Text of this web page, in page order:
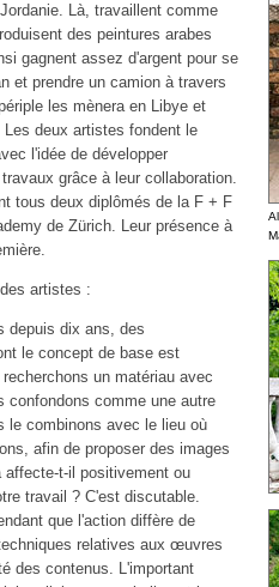
Là, travaillent comme
des peintures arabes
gagnent assez d'argent pour se
et prendre un camion à travers
les mènera en Libye et
deux artistes fondent le
l'idée de développer
grâce à leur collaboration.
tous deux diplômés de la F + F
de Zürich. Leur présence à
artistes :
depuis dix ans, des
le concept de base est
un matériau avec
confondons comme une autre
le combinons avec le lieu où
afin de proposer des images
affecte-t-il positivement ou
travail ? C'est discutable.
que l'action diffère de
relatives aux œuvres
des contenus. L'important